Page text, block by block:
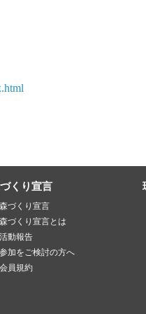
くり宣言
森づくり宣言
森づくり宣言とは
活動報告
参加をご検討の方へ
会員規約